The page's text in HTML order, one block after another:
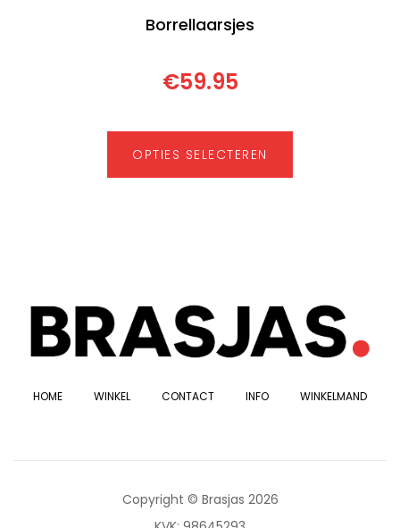
Borrellaarsjes
€59.95
OPTIES SELECTEREN
HOME WINKEL CONTACT INFO WINKELMAND
Copyright © Brasjas 2026